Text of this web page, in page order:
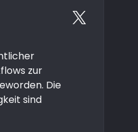
zur
Die
sind